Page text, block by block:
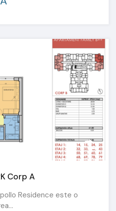
Corp A
Residence este o